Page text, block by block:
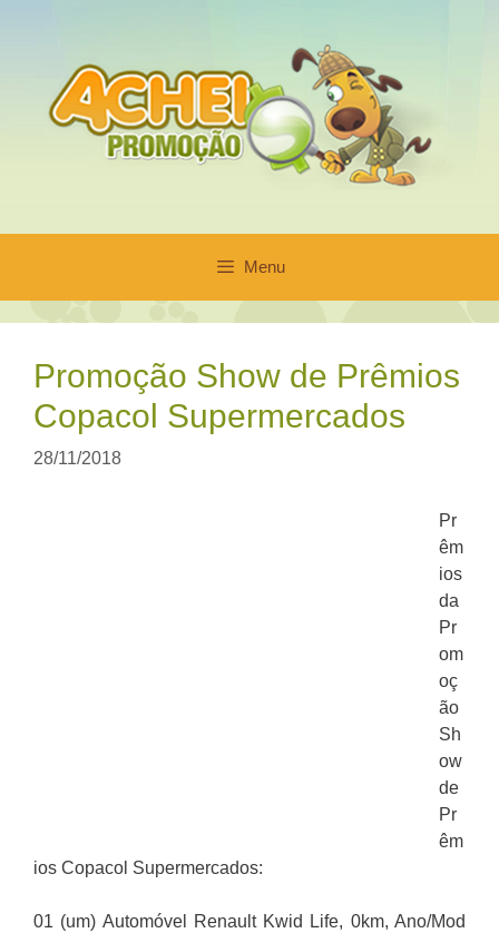
conteúdo
Menu
Promoção Show de Prêmios
Copacol Supermercados
28/11/2018
Pr
êm
ios
da
Pr
om
oç
ão
Sh
ow
de
Pr
êm
ios Copacol Supermercados:
01 (um) Automóvel Renault Kwid Life, 0km, Ano/Mod